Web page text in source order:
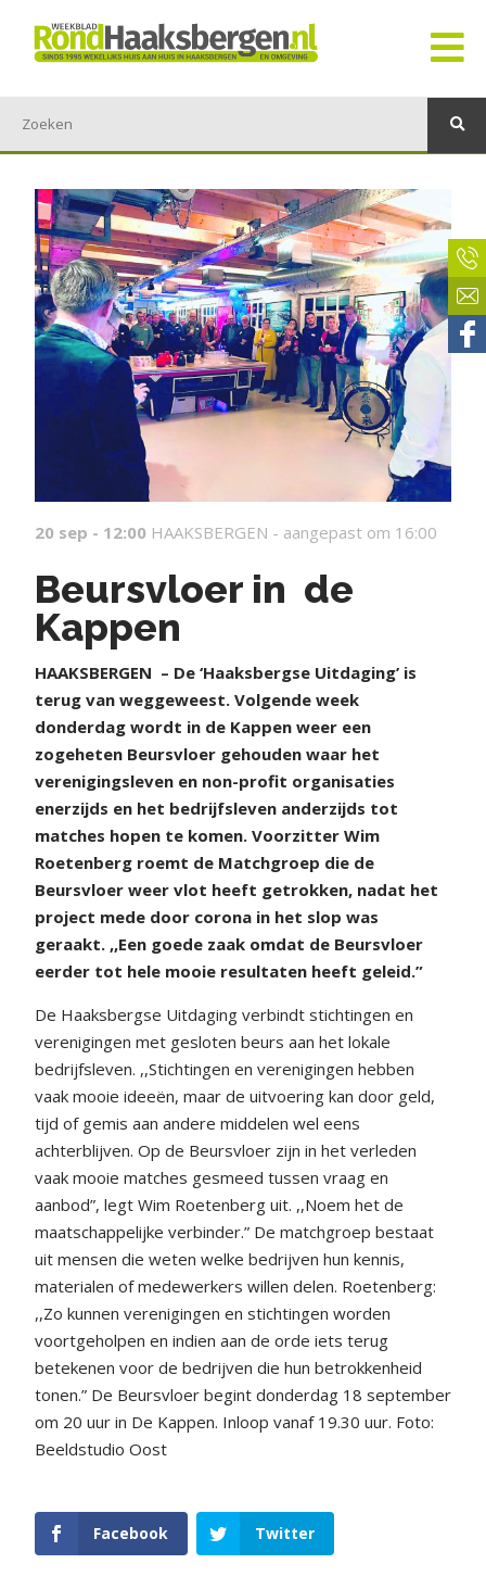
20 sep - 12:00 HAAKSBERGEN - aangepast om 16:00
Beursvloer in de
Kappen
HAAKSBERGEN – De ‘Haaksbergse Uitdaging’ is
terug van weggeweest. Volgende week
donderdag wordt in de Kappen weer een
zogeheten Beursvloer gehouden waar het
verenigingsleven en non-profit organisaties
enerzijds en het bedrijfsleven anderzijds tot
matches hopen te komen. Voorzitter Wim
Roetenberg roemt de Matchgroep die de
Beursvloer weer vlot heeft getrokken, nadat het
project mede door corona in het slop was
geraakt. ,,Een goede zaak omdat de Beursvloer
eerder tot hele mooie resultaten heeft geleid.”
De Haaksbergse Uitdaging verbindt stichtingen en
verenigingen met gesloten beurs aan het lokale
bedrijfsleven. ,,Stichtingen en verenigingen hebben
vaak mooie ideeën, maar de uitvoering kan door geld,
tijd of gemis aan andere middelen wel eens
achterblijven. Op de Beursvloer zijn in het verleden
vaak mooie matches gesmeed tussen vraag en
aanbod”, legt Wim Roetenberg uit. ,,Noem het de
maatschappelijke verbinder.” De matchgroep bestaat
uit mensen die weten welke bedrijven hun kennis,
materialen of medewerkers willen delen. Roetenberg:
,,Zo kunnen verenigingen en stichtingen worden
voortgeholpen en indien aan de orde iets terug
betekenen voor de bedrijven die hun betrokkenheid
tonen.” De Beursvloer begint donderdag 18 september
om 20 uur in De Kappen. Inloop vanaf 19.30 uur. Foto:
Beeldstudio Oost
Facebook Twitter